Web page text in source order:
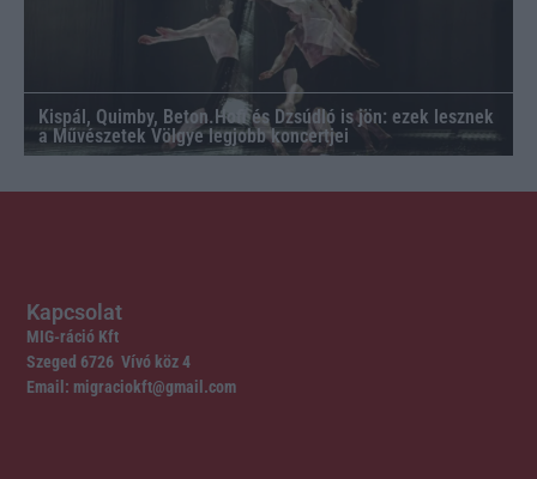
Kispál, Quimby, Beton.Hofi és Dzsúdló is jön: ezek lesznek
a Művészetek Völgye legjobb koncertjei
Kapcsolat
MIG-ráció Kft
Szeged 6726 Vívó köz 4
Email: migraciokft@gmail.com